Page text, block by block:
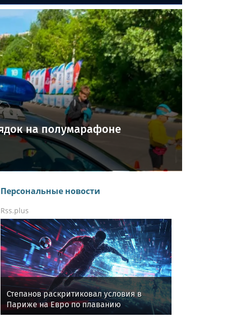
на полумарафоне
Персональные новости
Rss.plus
Степанов раскритиковал условия в
Париже на Евро по плаванию